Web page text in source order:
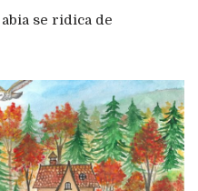
se ridica de